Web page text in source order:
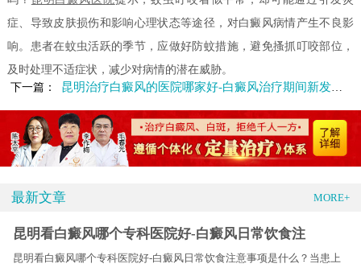
症、导致皮肤损伤和影响心理状态等途径，对白癜风病情产生不良影
响。患者在蚊虫活跃的季节，应做好防蚊措施，避免搔抓叮咬部位，
及时处理不适症状，减少对病情的潜在威胁。
下一篇：
昆明治疗白癜风的医院哪家好-白癜风治疗期间新发白斑怎么办
最新文章 MORE+
昆明看白癜风哪个专科医院好-白癜风日常饮食注
昆明看白癜风哪个专科医院好-白癜风日常饮食注意事项是什么？当患上